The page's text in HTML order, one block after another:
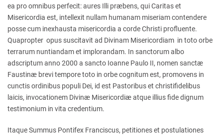
ea pro omnibus perfecit: aures Illi præbens, qui Caritas et
Misericordia est, intellexit nullam humanam miseriam contendere
posse cum inexhausta misericordia a corde Christi profluente.
Quapropter opus suscitavit ad Divinam Misericordiam in toto orbe
terrarum nuntiandam et implorandam. In sanctorum albo
adscriptum anno 2000 a sancto Ioanne Paulo II, nomen sanctæ
Faustinæ brevi tempore toto in orbe cognitum est, promovens in
cunctis ordinibus populi Dei, id est Pastoribus et christifidelibus
laicis, invocationem Divinæ Misericordiæ atque illius fide dignum
testimonium in vita credentium.
Itaque Summus Pontifex Franciscus, petitiones et postulationes